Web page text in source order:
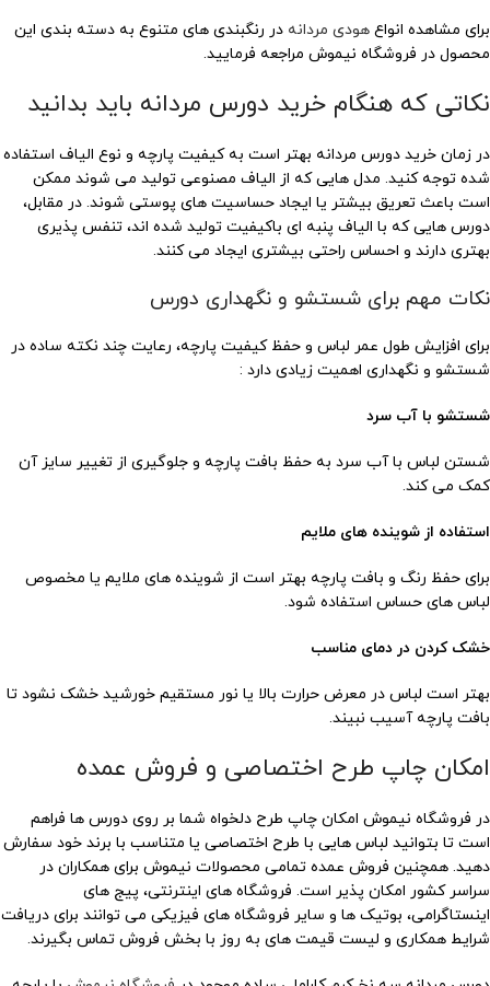
برای مشاهده انواع هودی مردانه در رنگبندی های متنوع به دسته بندی این
محصول در فروشگاه نیموش مراجعه فرمایید.
نکاتی که هنگام خرید دورس مردانه باید بدانید
در زمان خرید دورس مردانه بهتر است به کیفیت پارچه و نوع الیاف استفاده
شده توجه کنید. مدل هایی که از الیاف مصنوعی تولید می شوند ممکن
است باعث تعریق بیشتر یا ایجاد حساسیت های پوستی شوند. در مقابل،
دورس هایی که با الیاف پنبه ای باکیفیت تولید شده اند، تنفس پذیری
بهتری دارند و احساس راحتی بیشتری ایجاد می کنند.
نکات مهم برای شستشو و نگهداری دورس
برای افزایش طول عمر لباس و حفظ کیفیت پارچه، رعایت چند نکته ساده در
شستشو و نگهداری اهمیت زیادی دارد :
شستشو با آب سرد
شستن لباس با آب سرد به حفظ بافت پارچه و جلوگیری از تغییر سایز آن
کمک می کند.
استفاده از شوینده های ملایم
برای حفظ رنگ و بافت پارچه بهتر است از شوینده های ملایم یا مخصوص
لباس های حساس استفاده شود.
خشک کردن در دمای مناسب
بهتر است لباس در معرض حرارت بالا یا نور مستقیم خورشید خشک نشود تا
بافت پارچه آسیب نبیند.
امکان چاپ طرح اختصاصی و فروش عمده
در فروشگاه نیموش امکان چاپ طرح دلخواه شما بر روی دورس ها فراهم
است تا بتوانید لباس هایی با طرح اختصاصی یا متناسب با برند خود سفارش
دهید. همچنین فروش عمده تمامی محصولات نیموش برای همکاران در
سراسر کشور امکان پذیر است. فروشگاه های اینترنتی، پیج های
اینستاگرامی، بوتیک ها و سایر فروشگاه های فیزیکی می توانند برای دریافت
شرایط همکاری و لیست قیمت های به روز با بخش فروش تماس بگیرند.